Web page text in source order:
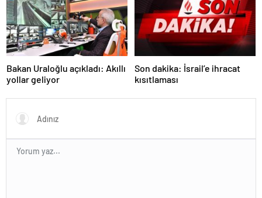
Bakan Uraloğlu açıkladı: Akıllı
yollar geliyor
Son dakika: İsrail’e ihracat
kısıtlaması